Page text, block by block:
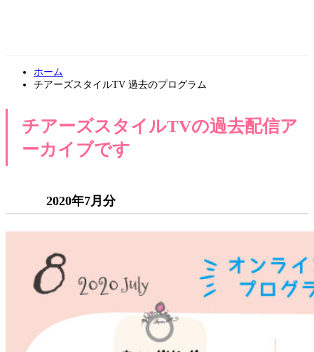
ホーム
チアーズスタイルTV 過去のプログラム
チアーズスタイルTVの過去配信ア
ーカイブです
2020年7月分